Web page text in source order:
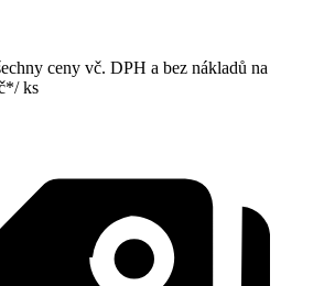
ceny vč. DPH a bez nákladů na
*/ ks